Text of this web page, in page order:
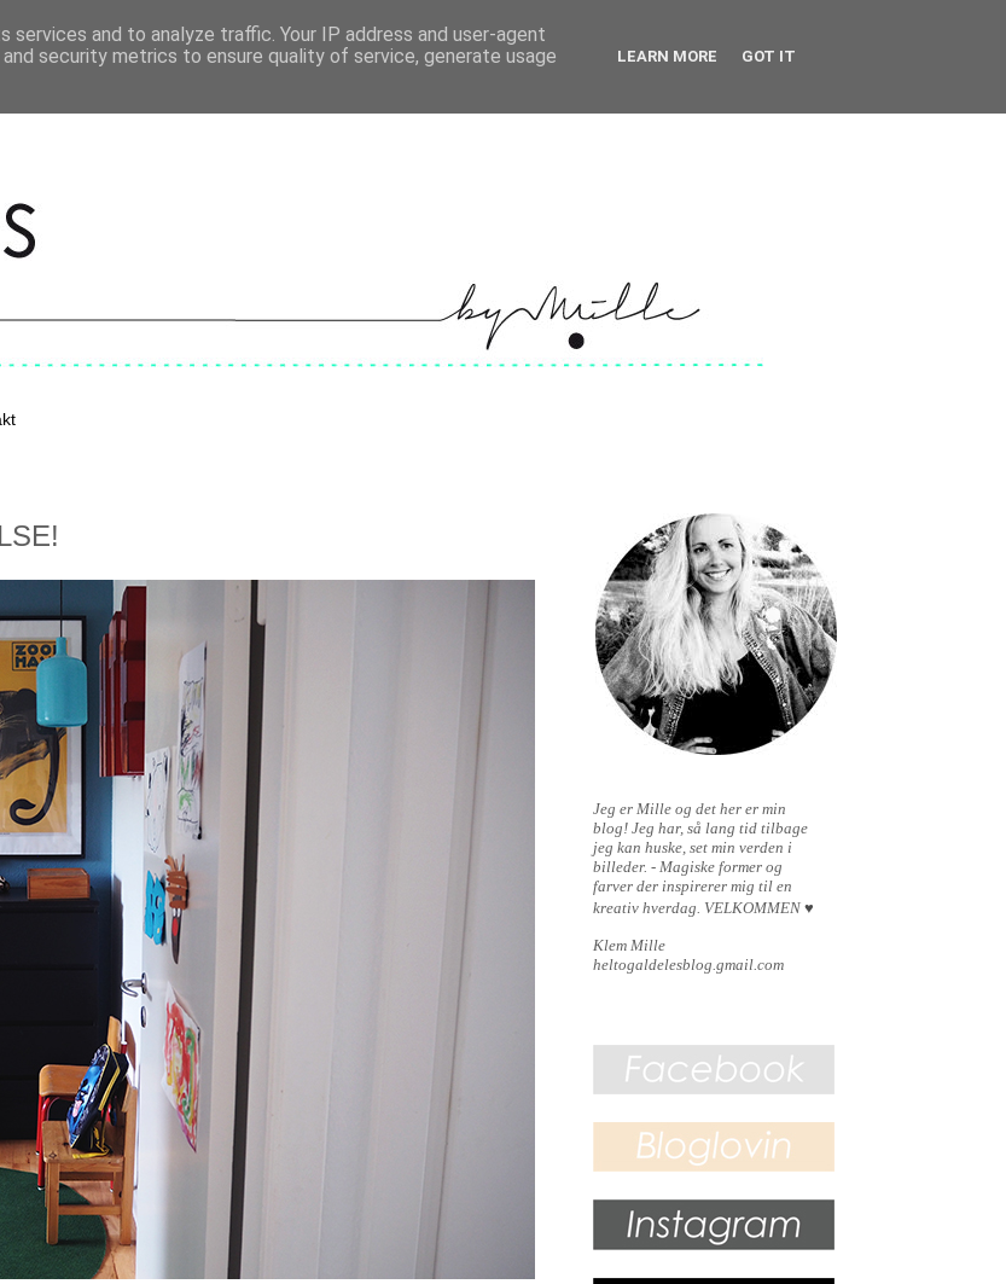
Jeg er Mille og det her er min
blog! Jeg har, så lang tid tilbage
jeg kan huske, set min verden i
billeder. - Magiske former og
farver der inspirerer mig til en
kreativ hverdag. VELKOMMEN ♥
Klem Mille
heltogaldelesblog.gmail.com
and to analyze traffic. Your IP address and user-agent
security metrics to ensure quality of service, generate usage
LEARN MORE GOT IT